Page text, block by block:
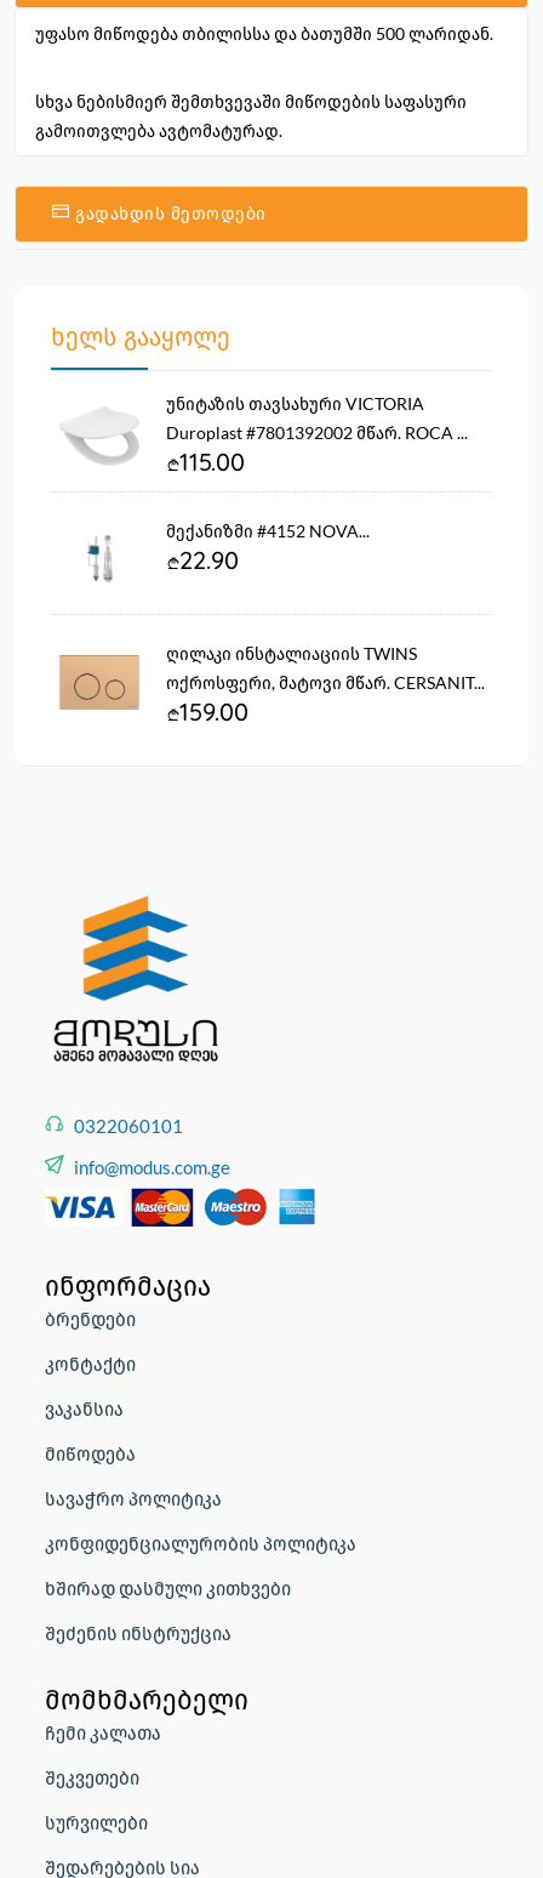
უფასო მიწოდება თბილისსა და ბათუმში 500 ლარიდან.
სხვა ნებისმიერ შემთხვევაში მიწოდების საფასური
გამოითვლება ავტომატურად.
გადახდის მეთოდები
ხელს გააყოლე
უნიტაზის თავსახური VICTORIA
Duroplast #7801392002 მწარ. ROCA ...
115.00
მექანიზმი #4152 NOVA...
22.90
ღილაკი ინსტალიაციის TWINS
ოქროსფერი, მატოვი მწარ. CERSANIT...
159.00
0322060101
info@modus.com.ge
ინფორმაცია
ბრენდები
კონტაქტი
ვაკანსია
მიწოდება
სავაჭრო პოლიტიკა
კონფიდენციალურობის პოლიტიკა
ხშირად დასმული კითხვები
შეძენის ინსტრუქცია
მომხმარებელი
ჩემი კალათა
შეკვეთები
სურვილები
შედარებების სია